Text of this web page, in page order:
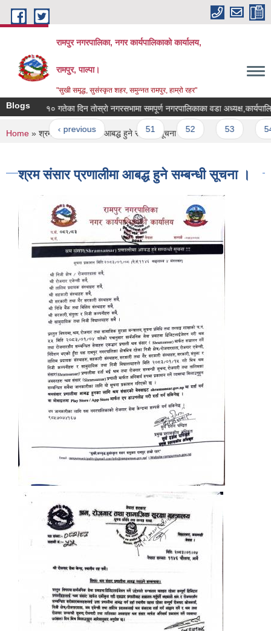
Skip to main content
रामपुर नगरपालिका, नगर कार्यपालिकाको कार्यालय,
रामपुर, पाल्पा।
"सुखी समृद्ध, सुसंस्कृत शहर, समुन्नत रामपुर, हाम्रो रहर"
Blogs मिति २०७५।०३।१० गतेका दिन ताेस्राे नगरसभामा समपूर्ण
‹ previous … 51 52
You are here
Home » श्रम संसार प्रणालीमा आबद्ध हुने सम्बन्धी सूचना ।
श्रम संसार प्रणालीमा आबद्ध हुने सम्बन्धी सूचना ।